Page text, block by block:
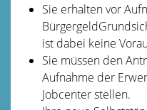
Sie erhalten vor
Bürgergeld
ist dabei keine
Sie müssen den
Aufnahme der
Jobcenter stellen.